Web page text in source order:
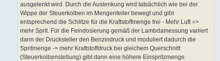
ausgelenkt wird. Durch die Auslenkung wird tatsächlich wie bei der
Wippe der Steuerkolben im Mengenteiler bewegt und gibt
entsprechend die Schlitze für die Kraftstoffmenge frei - Mehr Luft =>
mehr Sprit. Für die Feindosierung gemäß der Lambdamessung variiert
dann der Drucksteller den Benzindruck und moduliert dadurch die
Spritmenge -> mehr Kraftstoffdruck bei gleichem Querschnitt
(Steuerkolbenstellung) gibt dann eine höhere Einspritzmenge.